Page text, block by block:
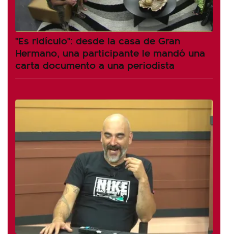
"Es ridículo": desde la casa de Gran
Hermano, una participante le mandó una
carta documento a una periodista